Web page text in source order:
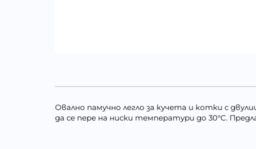
Овално памучно легло за кучета и котки с
да се пере на ниски температури до 30°C.